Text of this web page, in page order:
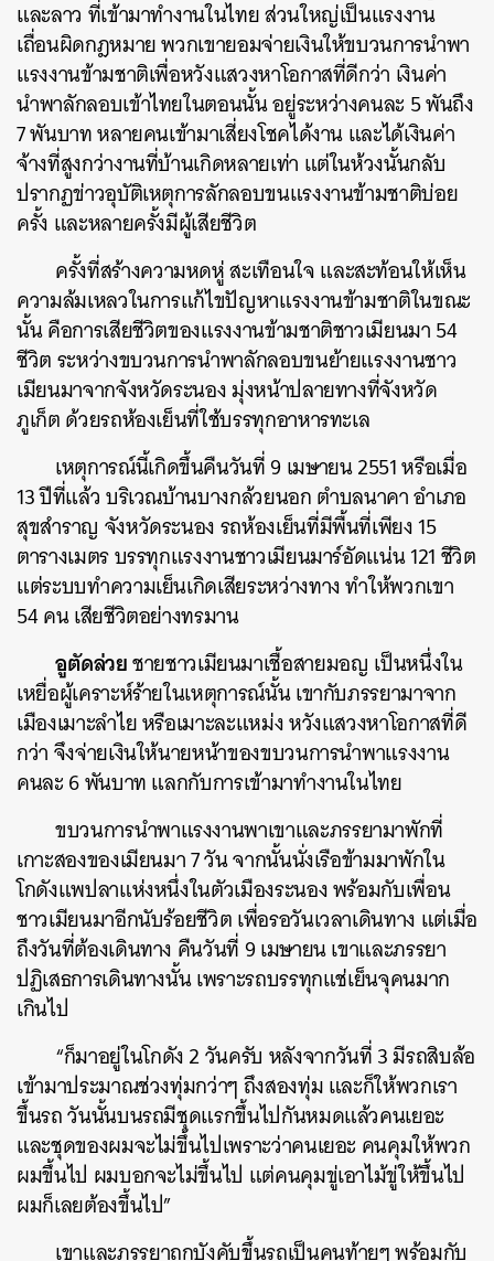
และลาว ที่เข้ามาทำงานในไทย ส่วนใหญ่เป็นแรงงาน
เถื่อนผิดกฎหมาย พวกเขายอมจ่ายเงินให้ขบวนการนำพา
แรงงานข้ามชาติเพื่อหวังแสวงหาโอกาสที่ดีกว่า เงินค่า
นำพาลักลอบเข้าไทยในตอนนั้น อยู่ระหว่างคนละ 5 พันถึง
7 พันบาท หลายคนเข้ามาเสี่ยงโชคได้งาน และได้เงินค่า
จ้างที่สูงกว่างานที่บ้านเกิดหลายเท่า แต่ในห้วงนั้นกลับ
ปรากฏข่าวอุบัติเหตุการลักลอบขนแรงงานข้ามชาติบ่อย
ครั้ง และหลายครั้งมีผู้เสียชีวิต
ครั้งที่สร้างความหดหู่ สะเทือนใจ และสะท้อนให้เห็น
ความล้มเหลวในการแก้ไขปัญหาแรงงานข้ามชาติในขณะ
นั้น คือการเสียชีวิตของแรงงานข้ามชาติชาวเมียนมา 54
ชีวิต ระหว่างขบวนการนำพาลักลอบขนย้ายแรงงานชาว
เมียนมาจากจังหวัดระนอง มุ่งหน้าปลายทางที่จังหวัด
ภูเก็ต ด้วยรถห้องเย็นที่ใช้บรรทุกอาหารทะเล
เหตุการณ์นี้เกิดขึ้นคืนวันที่ 9 เมษายน 2551 หรือเมื่อ
13 ปีที่แล้ว บริเวณบ้านบางกล้วยนอก ตำบลนาคา อำเภอ
สุขสำราญ จังหวัดระนอง รถห้องเย็นที่มีพื้นที่เพียง 15
ตารางเมตร บรรทุกแรงงานชาวเมียนมาร์อัดแน่น 121 ชีวิต
แต่ระบบทำความเย็นเกิดเสียระหว่างทาง ทำให้พวกเขา
54 คน เสียชีวิตอย่างทรมาน
อูตัดล่วยชายชาวเมียนมาเชื้อสายมอญ เป็นหนึ่งใน
เหยื่อผู้เคราะห์ร้ายในเหตุการณ์นั้น เขากับภรรยามาจาก
เมืองเมาะลำไย หรือเมาะละแหม่ง หวังแสวงหาโอกาสที่ดี
กว่า จึงจ่ายเงินให้นายหน้าของขบวนการนำพาแรงงาน
คนละ 6 พันบาท แลกกับการเข้ามาทำงานในไทย
ขบวนการนำพาแรงงานพาเขาและภรรยามาพักที่
เกาะสองของเมียนมา 7 วัน จากนั้นนั่งเรือข้ามมาพักใน
โกดังแพปลาแห่งหนึ่งในตัวเมืองระนอง พร้อมกับเพื่อน
ชาวเมียนมาอีกนับร้อยชีวิต เพื่อรอวันเวลาเดินทาง แต่เมื่อ
ถึงวันที่ต้องเดินทาง คืนวันที่ 9 เมษายน เขาและภรรยา
ปฏิเสธการเดินทางนั้น เพราะรถบรรทุกแช่เย็นจุคนมาก
เกินไป
“ก็มาอยู่ในโกดัง 2 วันครับ หลังจากวันที่ 3 มีรถสิบล้อ
เข้ามาประมาณช่วงทุ่มกว่าๆ ถึงสองทุ่ม และก็ให้พวกเรา
ขึ้นรถ วันนั้นบนรถมีชุดแรกขึ้นไปกันหมดแล้วคนเยอะ
และชุดของผมจะไม่ขึ้นไปเพราะว่าคนเยอะ คนคุมให้พวก
ผมขึ้นไป ผมบอกจะไม่ขึ้นไป แต่คนคุมขู่เอาไม้ขู่ให้ขึ้นไป
ผมก็เลยต้องขึ้นไป”
เขาและภรรยาถูกบังคับขึ้นรถเป็นคนท้ายๆ พร้อมกับ